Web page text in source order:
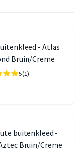
- Atlas
Bruin/Creme
5(1)
buitenkleed -
Bruin/Creme